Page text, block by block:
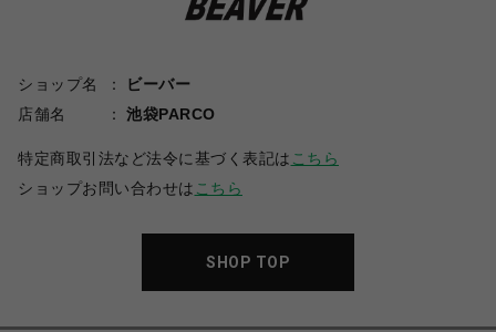
ショップ名
ビーバー
店舗名
池袋PARCO
特定商取引法など法令に基づく表記は こちら
ショップお問い合わせは こちら
SHOP TOP